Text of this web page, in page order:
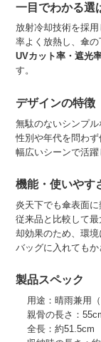
一目でわかる選
放射冷却技術を採用
率よく放熱し、傘
UVカット率・遮光
す。
デザインの特徴
無駄のないシンプ
性別や年代を問わ
幅広いシーンで活躍
機能・使いやす
炎天下でも傘表面
従来品と比較して
却効果のため、環
バッグに入れても
製品スペック
用途：晴雨兼用
親骨の長さ：
全長：約51.5cm